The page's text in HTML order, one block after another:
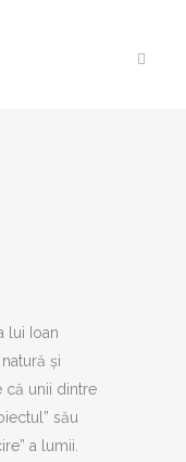
lui Ioan
şi
că unii dintre
său
a lumii.